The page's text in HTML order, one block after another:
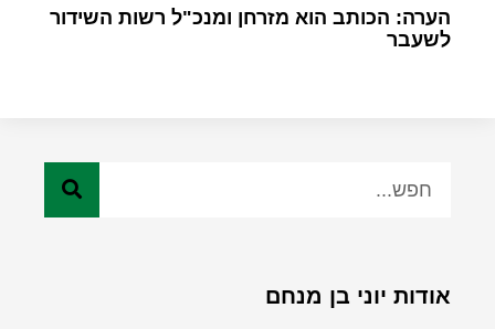
הערה: הכותב הוא מזרחן ומנכ"ל רשות השידור
לשעבר
אודות יוני בן מנחם